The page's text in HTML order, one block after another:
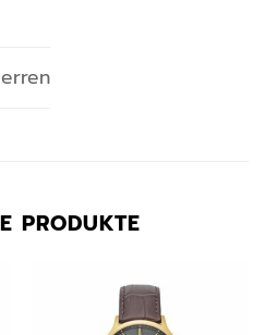
PRODUKTE